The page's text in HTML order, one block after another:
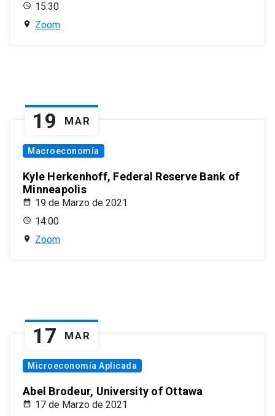
15:30
Zoom
19 MAR
Macroeconomía
Kyle Herkenhoff, Federal Reserve Bank of
Minneapolis
19 de Marzo de 2021
14:00
Zoom
17 MAR
Microeconomía Aplicada
Abel Brodeur, University of Ottawa
17 de Marzo de 2021